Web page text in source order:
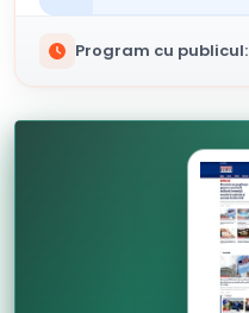
Program cu publicul: